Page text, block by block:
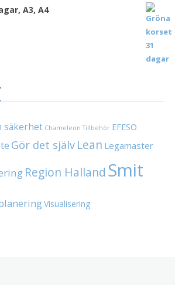
A3, A4
säkerhet Chameleon Tillbehör EFESO
Gör det själv Lean Legamaster
Region Halland Smit
Visualisering